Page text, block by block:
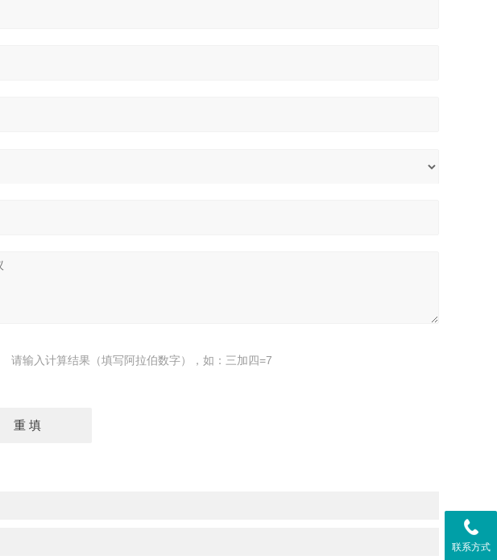
请输入计算结果（填写阿拉伯数字），如：三加四=7
联系方式